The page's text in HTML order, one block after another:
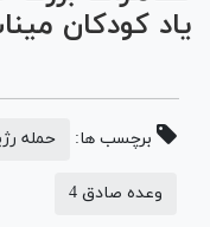
یاد کودکان
برچسب ها: حمله
وعده صادق 4